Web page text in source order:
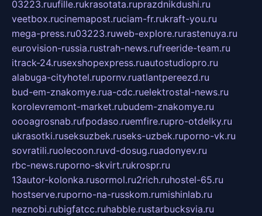
03223.ruufille.rukrasotata.ruprazdnikdushi.ru
veetbox.rucinemapost.ruciam-fr.rukraft-you.ru
mega-press.ru03223.ruweb-explore.rurastenuya.ru
eurovision-russia.rustrah-news.rufreeride-team.ru
itrack-24.rusexshopexpress.ruautostudiopro.ru
alabuga-cityhotel.rupornv.ruatlantpereezd.ru
bud-em-znakomye.rua-cdc.ruelektrostal-news.ru
korolevremont-market.rubudem-znakomye.ru
oooagrosnab.rufpodaso.ruemfire.rupro-otdelky.ru
ukrasotki.ruseksuzbek.ruseks-uzbek.ruporno-vk.ru
sovratili.ruolecoon.ruvd-dosug.ruadonyev.ru
rbc-news.ruporno-skvirt.rukrospr.ru
13autor-kolonka.rusormol.ru2rich.ruhostel-65.ru
hostserve.ruporno-na-russkom.rumishinlab.ru
neznobi.rubigfatcc.ruhabble.rustarbucksvia.ru